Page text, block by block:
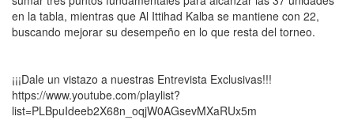
en la tabla, mientras que Al Ittihad Kalba se mantiene con 22,
buscando mejorar su desempeño en lo que resta del torneo.
¡¡¡Dale un vistazo a nuestras Entrevista Exclusivas!!!
https://www.youtube.com/playlist?
list=PLBpuIdeeb2X68n_oqjW0AGsevMXaRUx5m